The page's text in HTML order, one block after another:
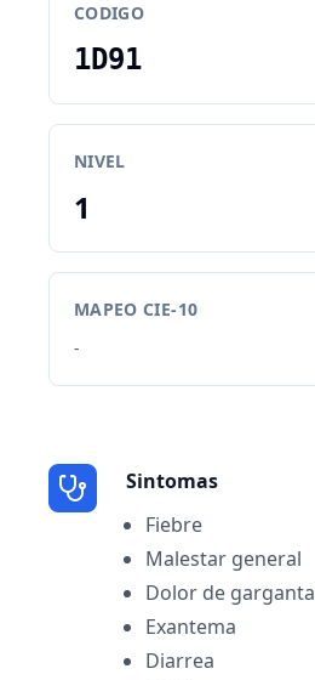
CODIGO
1D91
NIVEL
1
MAPEO CIE-10
-
Sintomas
Fiebre
Malestar general
Dolor de garganta
Exantema
Diarrea